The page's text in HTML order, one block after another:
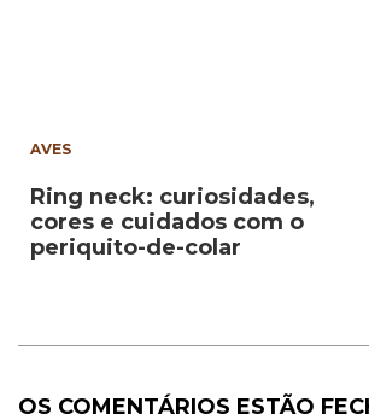
AVES
Ring neck: curiosidades,
cores e cuidados com o
periquito-de-colar
OS COMENTÁRIOS ESTÃO